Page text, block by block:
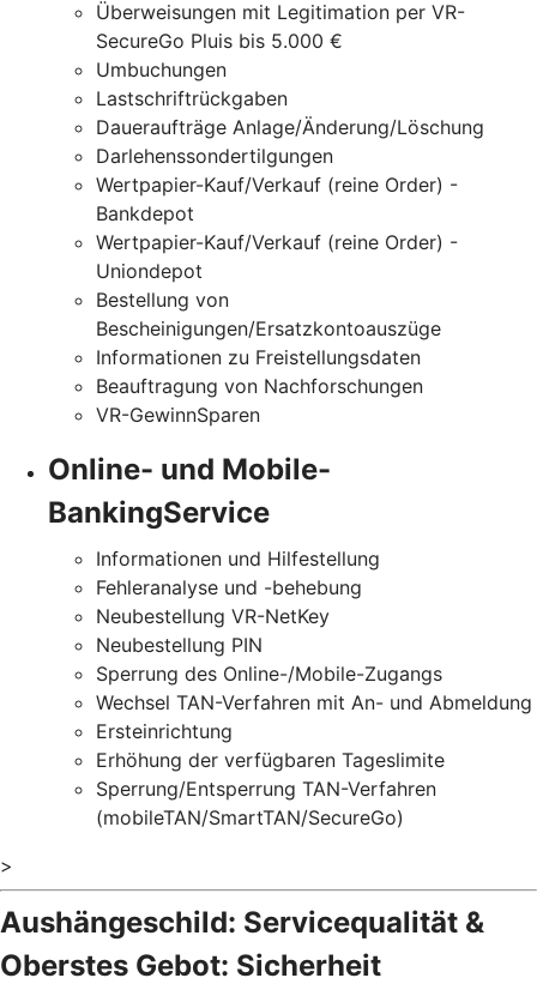
Überweisungen mit Legitimation per VR-
SecureGo Pluis bis 5.000 €
Umbuchungen
Lastschriftrückgaben
Daueraufträge Anlage/Änderung/Löschung
Darlehenssondertilgungen
Wertpapier-Kauf/Verkauf (reine Order) -
Bankdepot
Wertpapier-Kauf/Verkauf (reine Order) -
Uniondepot
Bestellung von
Bescheinigungen/Ersatzkontoauszüge
Informationen zu Freistellungsdaten
Beauftragung von Nachforschungen
VR-GewinnSparen
Online- und Mobile-
BankingService
Informationen und Hilfestellung
Fehleranalyse und -behebung
Neubestellung VR-NetKey
Neubestellung PIN
Sperrung des Online-/Mobile-Zugangs
Wechsel TAN-Verfahren mit An- und Abmeldung
Ersteinrichtung
Erhöhung der verfügbaren Tageslimite
Sperrung/Entsperrung TAN-Verfahren
(mobileTAN/SmartTAN/SecureGo)
>
Aushängeschild: Servicequalität &
Oberstes Gebot: Sicherheit